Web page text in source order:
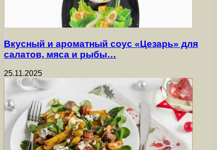
Вкусный и ароматный соус «Цезарь» для
салатов, мяса и рыбы…
25.11.2025